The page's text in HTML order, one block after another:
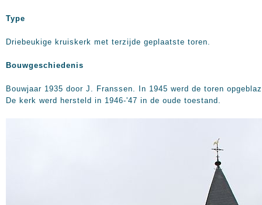
Type
Driebeukige kruiskerk met terzijde geplaatste toren.
Bouwgeschiedenis
Bouwjaar 1935 door J. Franssen. In 1945 werd de toren
De kerk werd hersteld in 1946-'47 in de oude toestand.